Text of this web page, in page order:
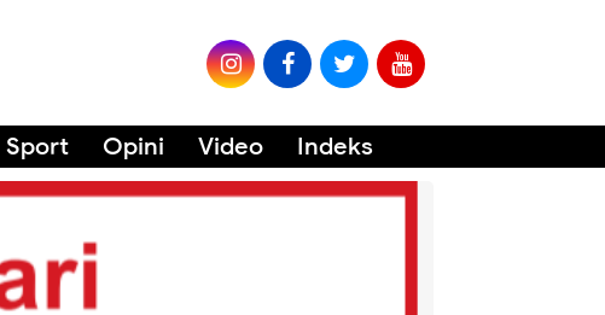
Sport Opini Video Indeks